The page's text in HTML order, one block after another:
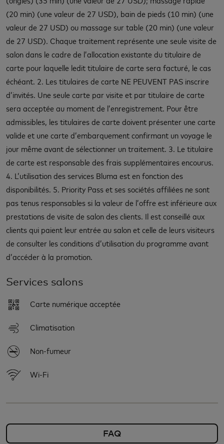
(20 min) (une valeur de 27 USD), bain de pieds (10 min) (une
valeur de 27 USD) ou massage sur table (20 min) (une valeur
de 27 USD). Chaque traitement représente une seule visite de
salon dans le cadre de l’allocation existante du titulaire de
carte pour laquelle ledit titulaire de carte sera facturé, le cas
échéant. 2. Les titulaires de carte NE PEUVENT PAS inscrire
d’invités. Une seule carte par visite et par titulaire de carte
sera acceptée au moment de l’enregistrement. Pour être
admissibles, les titulaires de carte doivent présenter une carte
valide et une carte d’embarquement confirmant un voyage le
jour même avant de sélectionner un traitement. 3. Le titulaire
de carte est responsable des frais supplémentaires encourus.
4. L’utilisation des services Bluma est en fonction des
disponibilités. 5. Priority Pass et ses sociétés affiliées ne sont
pas tenus responsables si la valeur de l’offre est inférieure aux
prestations de visite de salon des clients. Il est conseillé aux
clients qui paient leur entrée au salon et celle de leurs visiteurs
de consulter les conditions d’utilisation du programme avant
d’accéder à la promotion.
Services salons
Carte numérique acceptée
Climatisation
Non-fumeur
Wi-Fi
FAQ